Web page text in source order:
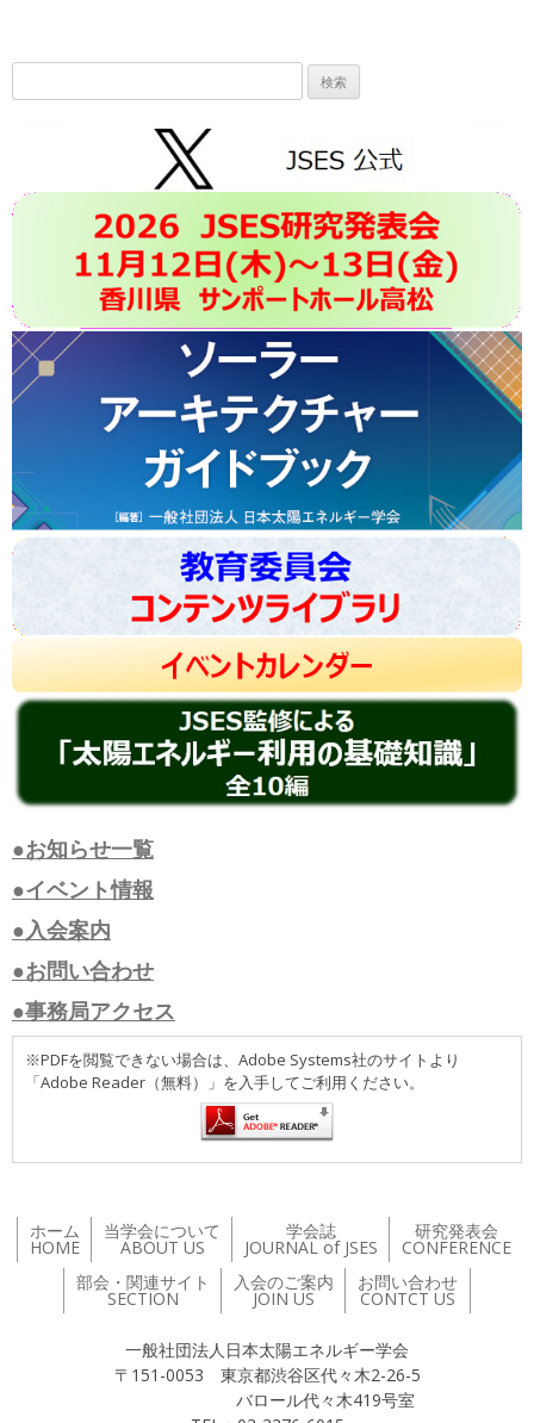
索:
●お知らせ一覧
●イベント情報
●入会案内
●お問い合わせ
●事務局アクセス
※PDFを閲覧できない場合は、Adobe Systems社のサイトより
「Adobe Reader（無料）」を入手してご利用ください。
ホーム
HOME
当学会について
ABOUT US
学会誌
JOURNAL of JSES
研究発表会
CONFERENCE
部会・関連サイト
SECTION
入会のご案内
JOIN US
お問い合わせ
CONTCT US
一般社団法人日本太陽エネルギー学会
〒151-0053 東京都渋谷区代々木2-26-5
バロール代々木419号室